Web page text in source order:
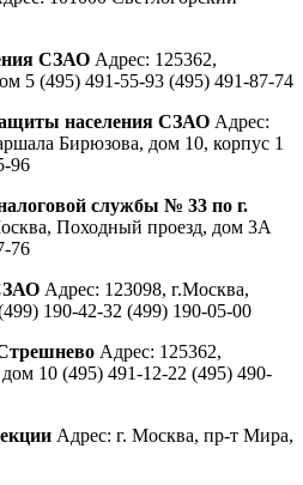
СЗАО Адрес: 125362,
5 (495) 491-55-93 (495) 491-87-74
населения СЗАО Адрес:
Бирюзова, дом 10, корпус 1
96
службы № 33 по г.
Походный проезд, дом 3А
76
Адрес: 123098, г.Москва,
190-42-32 (499) 190-05-00
Адрес: 125362,
10 (495) 491-12-22 (495) 490-
Адрес: г. Москва, пр-т Мира,